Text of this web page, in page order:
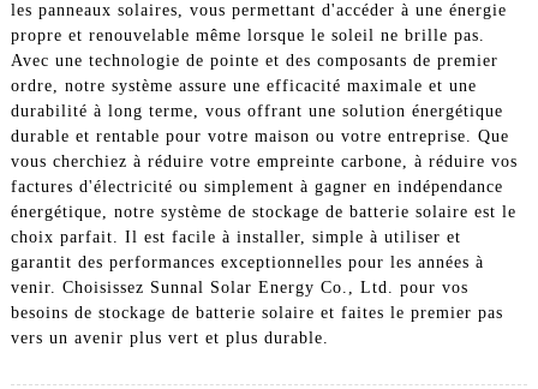
les panneaux solaires, vous permettant d'accéder à une énergie
propre et renouvelable même lorsque le soleil ne brille pas.
Avec une technologie de pointe et des composants de premier
ordre, notre système assure une efficacité maximale et une
durabilité à long terme, vous offrant une solution énergétique
durable et rentable pour votre maison ou votre entreprise. Que
vous cherchiez à réduire votre empreinte carbone, à réduire vos
factures d'électricité ou simplement à gagner en indépendance
énergétique, notre système de stockage de batterie solaire est le
choix parfait. Il est facile à installer, simple à utiliser et
garantit des performances exceptionnelles pour les années à
venir. Choisissez Sunnal Solar Energy Co., Ltd. pour vos
besoins de stockage de batterie solaire et faites le premier pas
vers un avenir plus vert et plus durable.